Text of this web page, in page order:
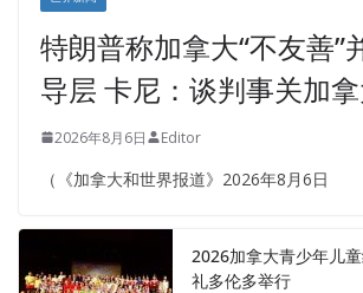
特朗普称加拿大“不友善”
导层 卡尼：谈判事关加
2026年8月6日 Editor
（《加拿大和世界报道》2026年8月6日
2026加拿大青少年儿
礼多伦多举行